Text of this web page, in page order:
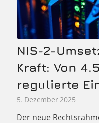
NIS-2-
Kraft: Von
regulierte
5. Dezember 2025
Der neue